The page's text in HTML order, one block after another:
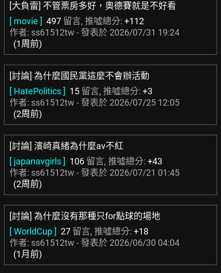
[大負雷] 不管票房多好，奧德賽就是不好看
[ movie ] 497 留言, 推噓總分: +112
作者: ss61512tw - 發表於 2026/07/31 19:24
(1周前)
[討論] 為什麼國民黨這麼不會辦活動
[ HatePolitics ] 15 留言, 推噓總分: +3
作者: ss61512tw - 發表於 2026/07/25 12:05
(2周前)
[討論] 濱崎真緒為什麼av不紅
[ japanavgirls ] 106 留言, 推噓總分: +43
作者: ss61512tw - 發表於 2026/07/21 01:45
(2周前)
[討論] 為什麼沒有那種只for點球的場地
[ WorldCup ] 27 留言, 推噓總分: +18
作者: ss61512tw - 發表於 2026/06/30 04:04
(1月前)